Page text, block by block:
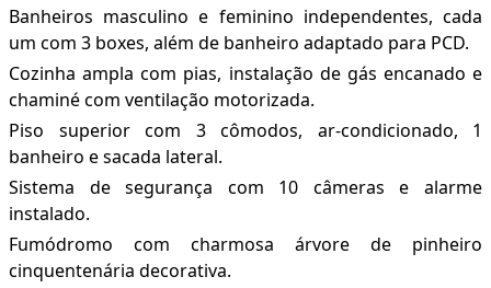
Banheiros masculino e feminino independentes, cada
um com 3 boxes, além de banheiro adaptado para PCD.
Cozinha ampla com pias, instalação de gás encanado e
chaminé com ventilação motorizada.
Piso superior com 3 cômodos, ar-condicionado, 1
banheiro e sacada lateral.
Sistema de segurança com 10 câmeras e alarme
instalado.
Fumódromo com charmosa árvore de pinheiro
cinquentenária decorativa.